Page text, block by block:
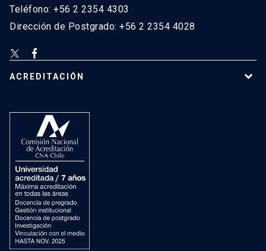
Teléfono: +56 2 2354 4303
Dirección de Postgrado: +56 2 2354 4028
ACREDITACIÓN